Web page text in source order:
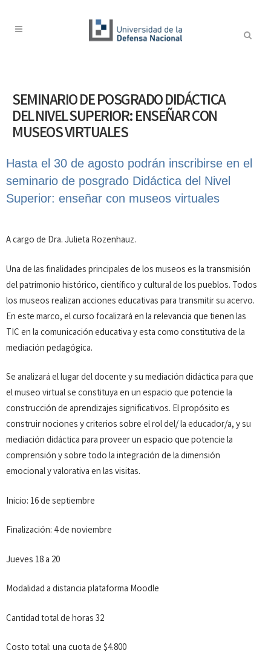
SEMINARIO DE POSGRADO DIDÁCTICA
DEL NIVEL SUPERIOR: ENSEÑAR CON
MUSEOS VIRTUALES
Hasta el 30 de agosto podrán inscribirse en el
seminario de posgrado Didáctica del Nivel
Superior: enseñar con museos virtuales
A cargo de Dra. Julieta Rozenhauz.
Una de las finalidades principales de los museos es la transmisión
del patrimonio histórico, científico y cultural de los pueblos. Todos
los museos realizan acciones educativas para transmitir su acervo.
En este marco, el curso focalizará en la relevancia que tienen las
TIC en la comunicación educativa y esta como constitutiva de la
mediación pedagógica.
Se analizará el lugar del docente y su mediación didáctica para que
el museo virtual se constituya en un espacio que potencie la
construcción de aprendizajes significativos. El propósito es
construir nociones y criterios sobre el rol del/ la educador/a, y su
mediación didáctica para proveer un espacio que potencie la
comprensión y sobre todo la integración de la dimensión
emocional y valorativa en las visitas.
Inicio: 16 de septiembre
Finalización: 4 de noviembre
Jueves 18 a 20
Modalidad a distancia plataforma Moodle
Cantidad total de horas 32
Costo total: una cuota de $4.800